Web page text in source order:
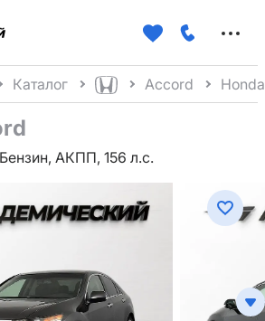
Каталог Accord
АКПП, 156 л.с.